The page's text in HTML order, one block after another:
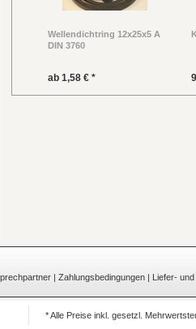
Wellendichtring 12x25x5 A
DIN 3760
ab 1,58 € *
| Zahlungsbedingungen | Liefer-
* Alle Preise inkl. gesetzl.